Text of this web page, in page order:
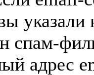
спам-
адрес